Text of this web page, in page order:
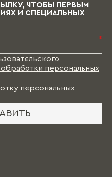
ЧТОБЫ ПЕРВЫМ
И СПЕЦИАЛЬНЫХ
*
обработки персональных
персональных